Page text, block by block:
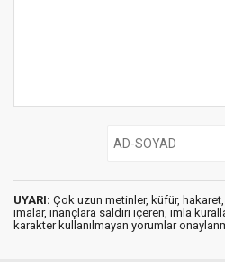
UYARI: Çok uzun metinler, küfür,
imalar, inançlara saldırı içeren, imla
karakter kullanılmayan yorumlar